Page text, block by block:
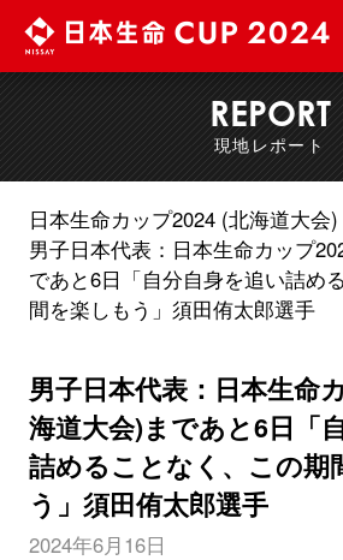
REPORT
現地レポート
日本生命カップ2024 (北海道大会)
男子日本代表：日本生命カップ
であと6日「自分自身を追い詰め
間を楽しもう」須田侑太郎選手
男子日本代表：日本生命
海道大会)まであと6日「
詰めることなく、この期
う」須田侑太郎選手
2024年6月16日